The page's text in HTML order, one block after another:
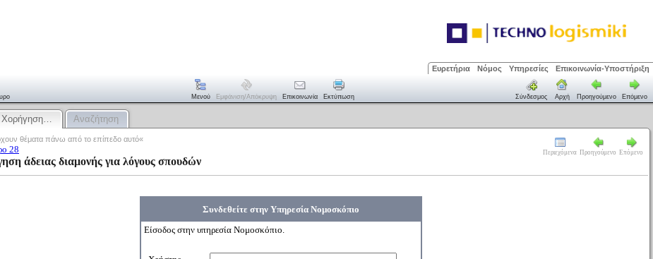
Ευρετήρια Νόμος Υπηρεσίες Επικοινωνία-Υποστήριξη
Μενού Εμφάνιση/απόκρυψη Επικοινωνία Εκτύπωση Σύνδεσμος Αρχή Προηγούμενο Επόμενο
Χορήγηση… Αναζήτηση